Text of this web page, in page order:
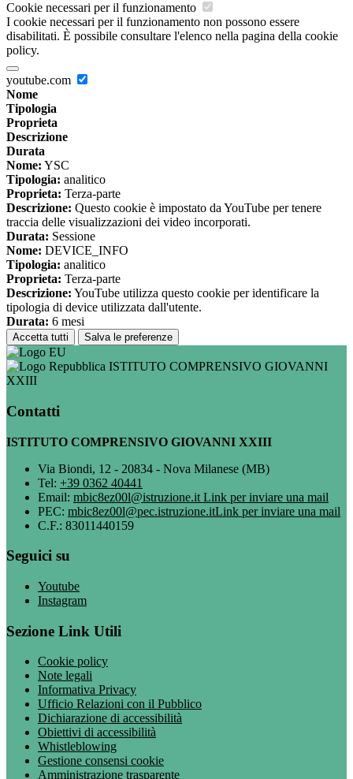
Cookie necessari per il funzionamento
I cookie necessari per il funzionamento non possono essere
disabilitati. È possibile consultare l'elenco nella pagina della cookie
policy.
youtube.com
Nome
Tipologia
Proprieta
Descrizione
Durata
Nome: YSC
Tipologia: analitico
Proprieta: Terza-parte
Descrizione: Questo cookie è impostato da YouTube per tenere
traccia delle visualizzazioni dei video incorporati.
Durata: Sessione
Nome: DEVICE_INFO
Tipologia: analitico
Proprieta: Terza-parte
Descrizione: YouTube utilizza questo cookie per identificare la
tipologia di device utilizzata dall'utente.
Durata: 6 mesi
Accetta tutti Salva le preferenze
ISTITUTO COMPRENSIVO GIOVANNI
XXIII
Contatti
ISTITUTO COMPRENSIVO GIOVANNI XXIII
Via Biondi, 12 - 20834 - Nova Milanese (MB)
Tel: +39 0362 40441
Email: mbic8ez00l@istruzione.it Link per inviare una mail
PEC: mbic8ez00l@pec.istruzione.itLink per inviare una mail
C.F.: 83011440159
Seguici su
Youtube
Instagram
Sezione Link Utili
Cookie policy
Note legali
Informativa Privacy
Ufficio Relazioni con il Pubblico
Dichiarazione di accessibilità
Obiettivi di accessibilità
Whistleblowing
Gestione consensi cookie
Amministrazione trasparente